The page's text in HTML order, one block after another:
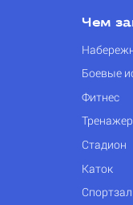
Чем
Боевые
Фитнес
Стадион
Каток
Спортзал